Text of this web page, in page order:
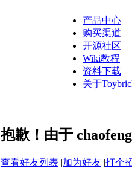
产品中心
购买渠道
开源社区
Wiki教程
资料下载
关于
抱歉！由于
查看好友列表 |加为好友 |打个